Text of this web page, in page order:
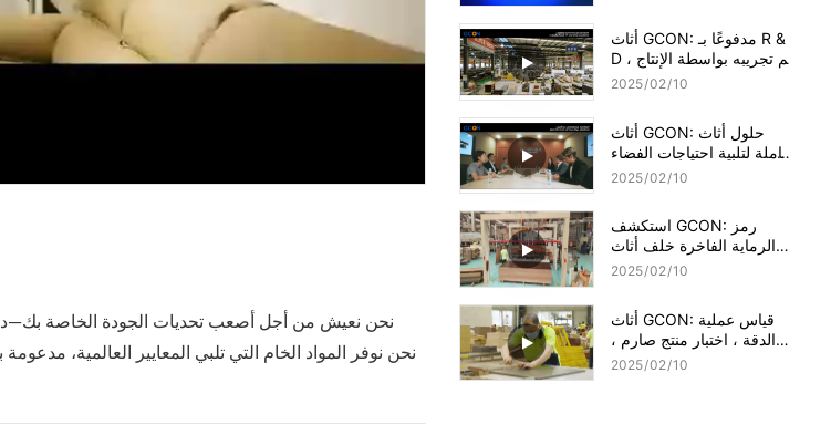
نحن نوفر المواد الخام التي تلبي المعايير العالمية،
أثاث GCON: مدفوعًا بـ R &
D ، تم تجريبه بواسطة الإنتاج
المقياس
2025 02 10
أثاث GCON: حلول أثاث
شاملة لتلبية احتياجات الفضاء
المتنوعة
2025 02 10
استكشف GCON: رمز
الرماية الفاخرة خلف أثاث
الفندق
2025 02 10
أثاث GCON: قياس عملية
الدقة ، اختبار منتج صارم ،
خلق أسطورة من الجودة
2025 02 10